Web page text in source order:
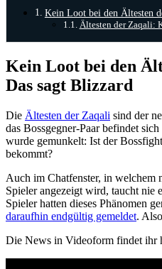
Kein Loot bei den Ältesten
Ältesten der Zaqali:
Kein Loot bei den
Das sagt Blizzard
Die Ältesten der Zaqali sind der
das Bossgegner-Paar befindet
wurde gemunkelt: Ist der
bekommt?
Auch im Chatfenster, in welchem
Spieler angezeigt wird, taucht nie
Spieler hatten dieses Phänomen
daraufhin endgültig gemeldet.
Die News in Videoform findet ihr